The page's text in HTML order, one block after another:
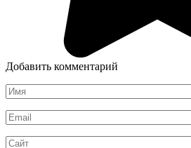
Добавить комментарий
Имя
*
Email
*
Сайт